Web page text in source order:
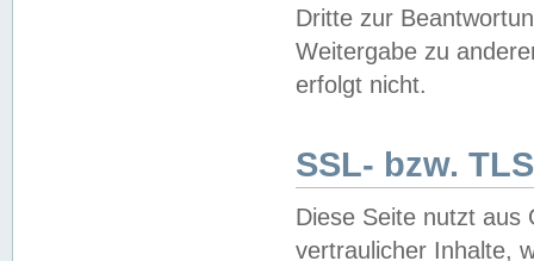
Dritte zur
Weitergabe zu
erfolgt nicht.
SSL- bzw.
Diese Seite nutzt aus
vertraulicher Inhalte,